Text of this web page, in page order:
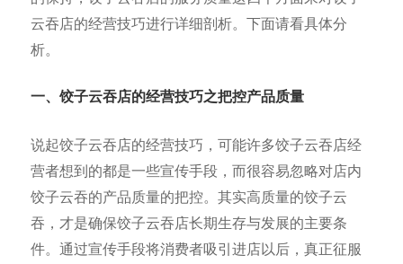
云吞店的经营技巧进行详细剖析。下面请看具体分
析。
一、饺子云吞店的经营技巧之把控产品质量
说起饺子云吞店的经营技巧，可能许多饺子云吞店经
营者想到的都是一些宣传手段，而很容易忽略对店内
饺子云吞的产品质量的把控。其实高质量的饺子云
吞，才是确保饺子云吞店长期生存与发展的主要条
件。通过宣传手段将消费者吸引进店以后，真正征服